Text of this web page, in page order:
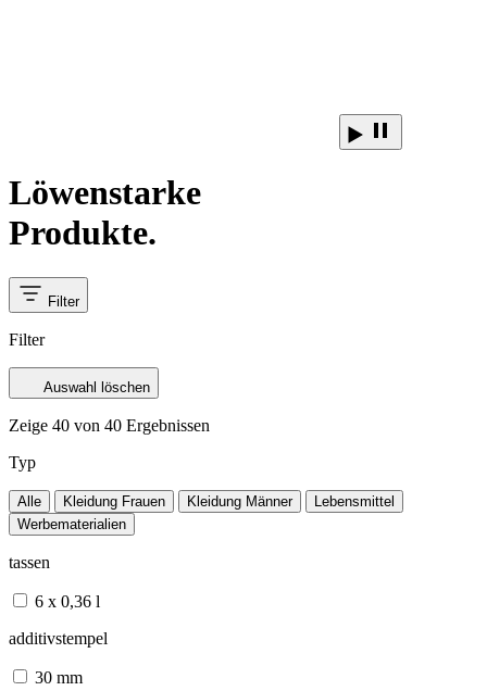
Löwenstarke
Produkte.
Filter
Filter
Auswahl löschen
Zeige 40 von 40 Ergebnissen
Typ
Alle Kleidung Frauen Kleidung Männer
Lebensmittel
Werbematerialien
tassen
6 x 0,36 l
additivstempel
30 mm